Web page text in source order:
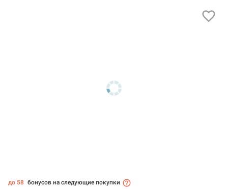
до 58 бонусов на следующие покупки